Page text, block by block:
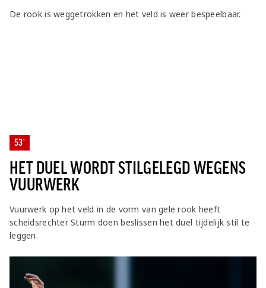
De rook is weggetrokken en het veld is weer bespeelbaar.
53'
HET DUEL WORDT STILGELEGD WEGENS
VUURWERK
Vuurwerk op het veld in de vorm van gele rook heeft
scheidsrechter Sturm doen beslissen het duel tijdelijk stil te
leggen.